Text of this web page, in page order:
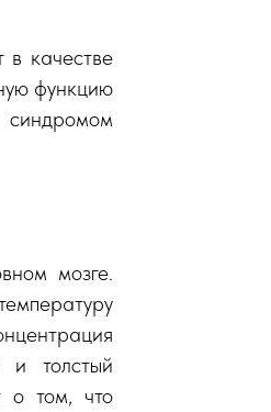
качестве
функцию
мозге.
и толстый
о том, что